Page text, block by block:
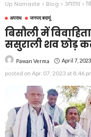
Up Namaste > Blog > अपराध>
अपराध जनपद बदायूं
बिसौली में
ससुराली शव छोड़
Pawan Verma April 7, 2023
posted on Apr. 07, 2023 at 8:46